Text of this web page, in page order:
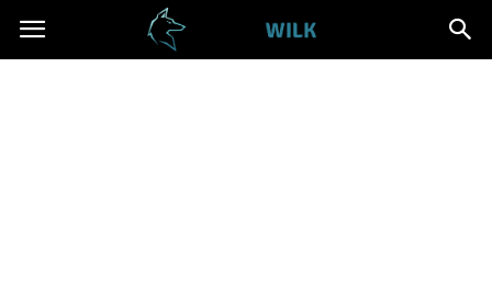
Cwanywilk.pl